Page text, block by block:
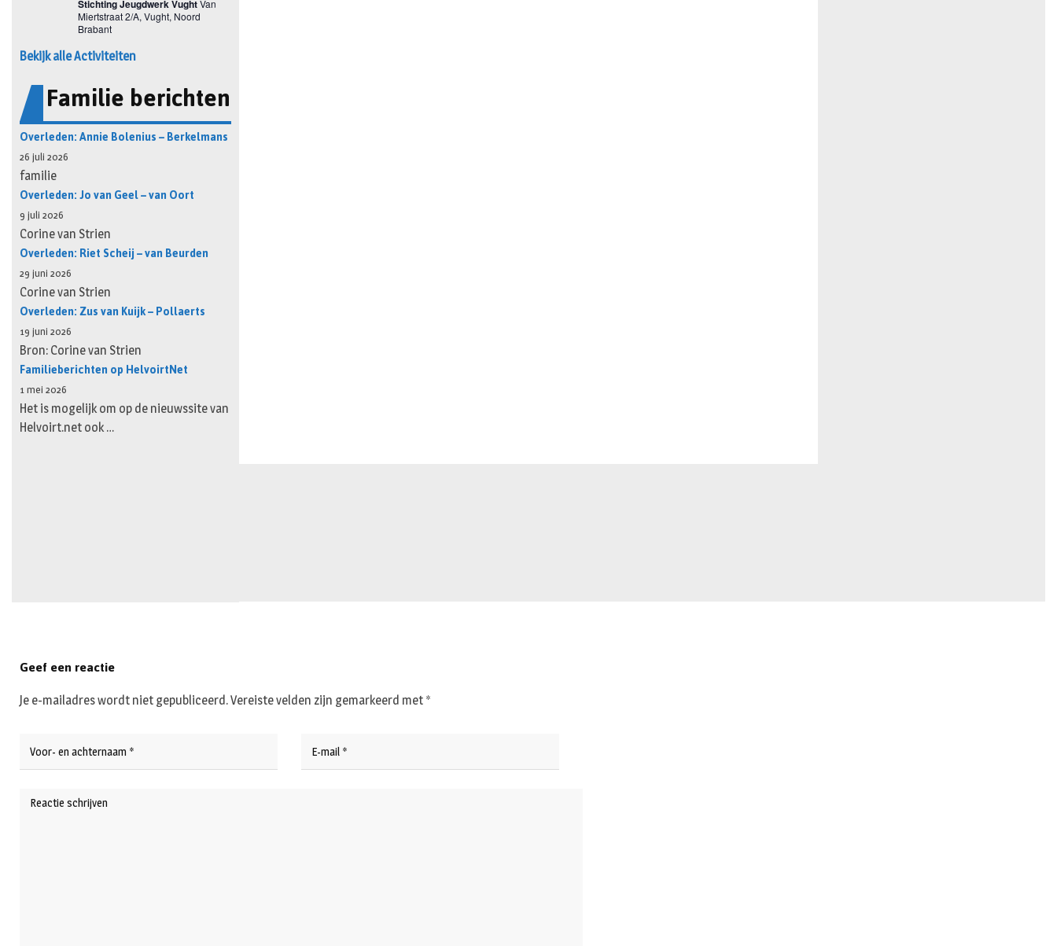
Bekijk alle Activiteiten
Familie berichten
Overleden: Annie Bolenius – Berkelmans
26 juli 2026
familie
Overleden: Jo van Geel – van Oort
9 juli 2026
Corine van Strien
Overleden: Riet Scheij – van Beurden
29 juni 2026
Corine van Strien
Overleden: Zus van Kuijk – Pollaerts
19 juni 2026
Bron: Corine van Strien
Familieberichten op HelvoirtNet
1 mei 2026
Het is mogelijk om op de nieuwssite van
Helvoirt.net ook …
Geef een reactie
Je e-mailadres wordt niet gepubliceerd.Vereiste velden zijn gemarkeerd met *